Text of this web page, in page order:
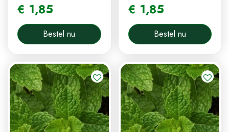
€ 1,85
Bestel nu
€ 1,85
Bestel nu